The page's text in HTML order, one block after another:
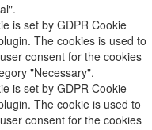
is set by GDPR Cookie
The cookies is used to
consent for the cookies
"Necessary".
is set by GDPR Cookie
The cookie is used to
consent for the cookies